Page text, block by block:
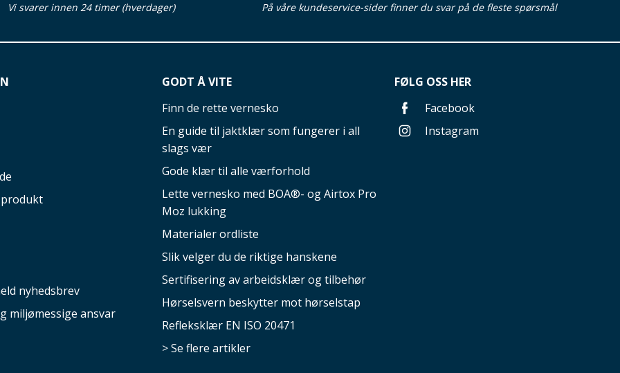
Vi svarer innen 24 timer (hverdager) På våre kundeservice-sider finner du svar på de fleste spørsmål
nyhedsbrev
miljømessige ansvar
GODT Å VITE
Finn de rette vernesko
En guide til jaktklær som fungerer i all
slags vær
Gode klær til alle værforhold
Lette vernesko med BOA®- og Airtox Pro
Moz lukking
Materialer ordliste
Slik velger du de riktige hanskene
Sertifisering av arbeidsklær og tilbehør
Hørselsvern beskytter mot hørselstap
Refleksklær EN ISO 20471
> Se flere artikler
FØLG OSS HER
Facebook
Instagram